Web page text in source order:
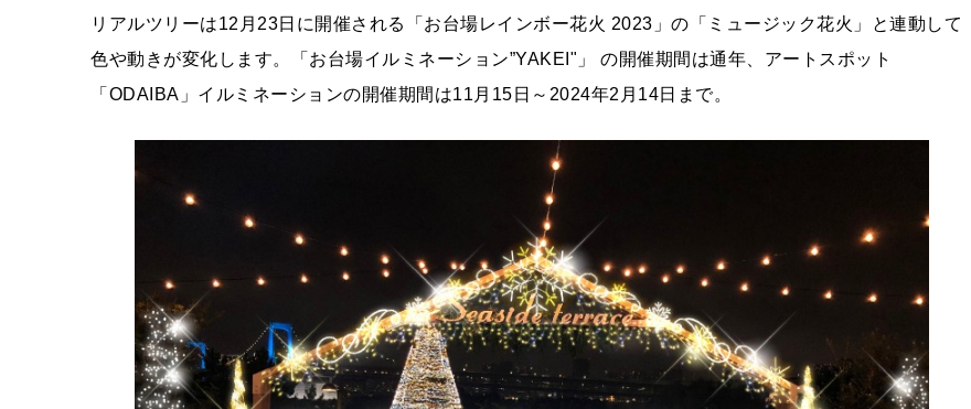
リアルツリーは12月23日に開催される「お台場レインボー花火 2023」の「ミュージック花火」と連動して
色や動きが変化します。「お台場イルミネーション”YAKEI"」 の開催期間は通年、アートスポット
「ODAIBA」イルミネーションの開催期間は11月15日～2024年2月14日まで。